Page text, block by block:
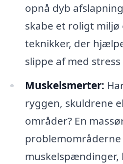
opnå dyb
skabe et roligt miljø
teknikker, der
slippe af med
Muskelsmerter:
ryggen, skuldrene
områder? En